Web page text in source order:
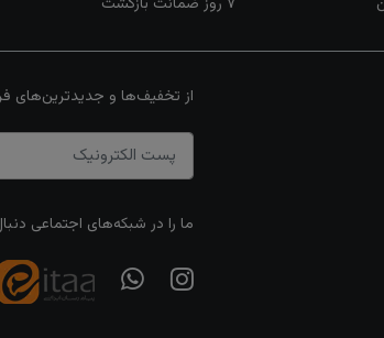
از تخفیف‌ها و جدیدترین‌های
ما را در شبکه‌های اجتماعی